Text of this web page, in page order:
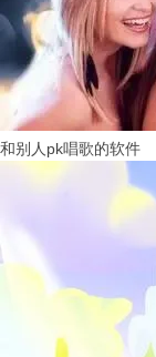
和别人pk唱歌的软件